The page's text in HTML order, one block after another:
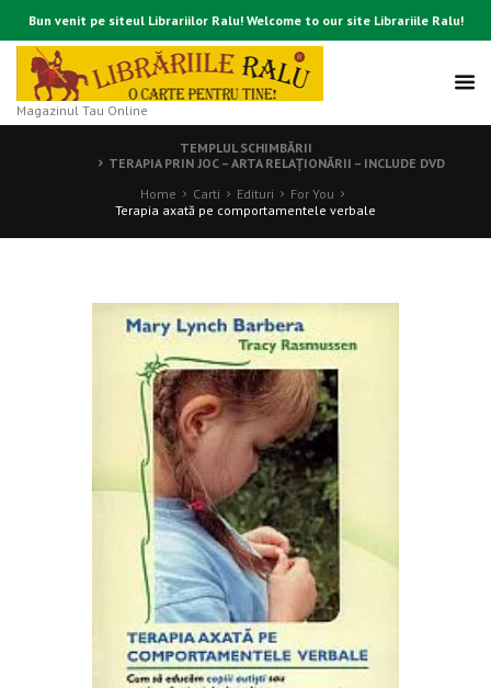
Bun venit pe siteul Librariilor Ralu! Welcome to our site Librariile Ralu!
Magazinul Tau Online
TEMPLUL SCHIMBĂRII
TERAPIA PRIN JOC – ARTA RELAŢIONĂRII – INCLUDE DVD
Home
Carti Edituri
For You
Terapia axată pe comportamentele verbale